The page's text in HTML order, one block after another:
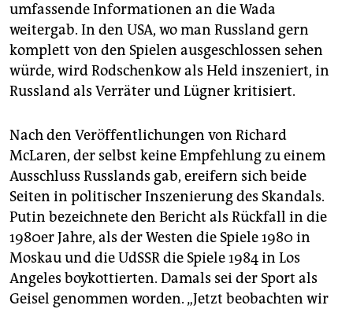
umfassende Informationen an die Wada
weitergab. In den USA, wo man Russland gern
komplett von den Spielen ausgeschlossen sehen
würde, wird Rodschenkow als Held inszeniert, in
Russland als Verräter und Lügner kritisiert.
Nach den Veröffentlichungen von Richard
McLaren, der selbst keine Empfehlung zu einem
Ausschluss Russlands gab, ereifern sich beide
Seiten in politischer Inszenierung des Skandals.
Putin bezeichnete den Bericht als Rückfall in die
1980er Jahre, als der Westen die Spiele 1980 in
Moskau und die UdSSR die Spiele 1984 in Los
Angeles boykottierten. Damals sei der Sport als
Geisel genommen worden. „Jetzt beobachten wir